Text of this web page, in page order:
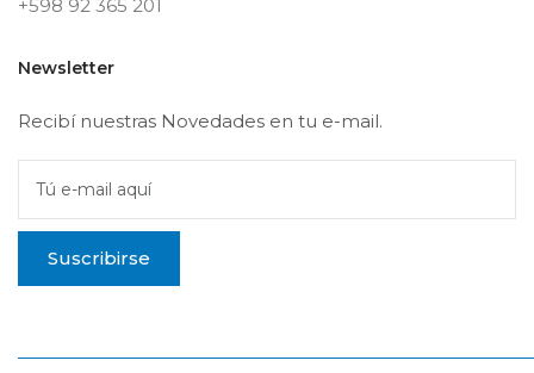
+598 92 365 201
Newsletter
Recibí nuestras Novedades en tu e-mail.
Tú e-mail aquí
Suscribirse